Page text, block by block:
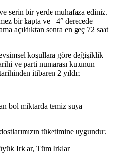
serin bir yerde muhafaza ediniz.
bir kapta ve +4° derecede
açıldıktan sonra en geç 72 saat
koşullara göre değişiklik
ve parti numarası kutunun
itibaren 2 yıldır.
bol miktarda temiz suya
tüketimine uygundur.
Irklar, Tüm Irklar